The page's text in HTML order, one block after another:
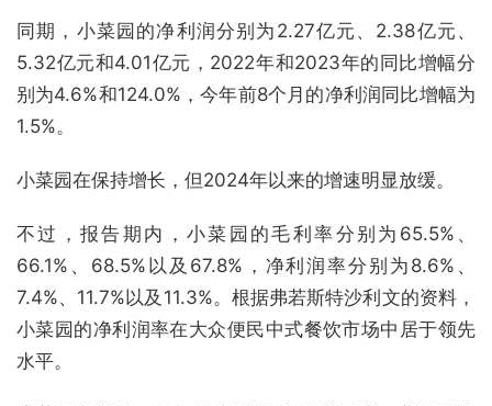
同期，小菜园的净利润分别为2.27亿元、2.38亿元、
5.32亿元和4.01亿元，2022年和2023年的同比增幅分
别为4.6%和124.0%，今年前8个月的净利润同比增幅为
1.5%。
小菜园在保持增长，但2024年以来的增速明显放缓。
不过，报告期内，小菜园的毛利率分别为65.5%、
66.1%、68.5%以及67.8%，净利润率分别为8.6%、
7.4%、11.7%以及11.3%。根据弗若斯特沙利文的资料，
小菜园的净利润率在大众便民中式餐饮市场中居于领先
水平。